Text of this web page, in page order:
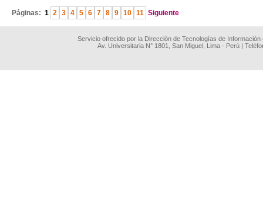
Páginas: 1 2 3 4 5 6 7 8 9 10 11 Siguiente
Servicio ofrecido por la Dirección de Tecnologías de
Av. Universitaria N° 1801, San Miguel, Lima - Perú |